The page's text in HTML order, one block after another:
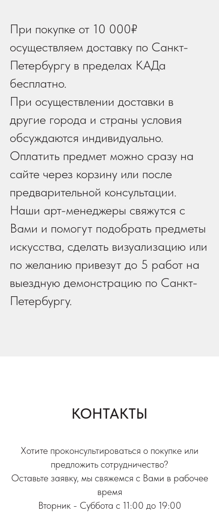
При покупке от 10 000₽
осуществляем доставку по Санкт-
Петербургу в пределах КАДа
бесплатно.
При осуществлении доставки в
другие города и страны условия
обсуждаются индивидуально.
Оплатить предмет можно сразу на
сайте через корзину или после
предварительной консультации.
Наши арт-менеджеры свяжутся с
Вами и помогут подобрать предметы
искусства, сделать визуализацию или
по желанию привезут до 5 работ на
выездную демонстрацию по Санкт-
Петербургу.
КОНТАКТЫ
Хотите проконсультироваться о покупке или
предложить сотрудничество?
Оставьте заявку, мы свяжемся с Вами в рабочее
время
Вторник - Суббота с 11:00 до 19:00